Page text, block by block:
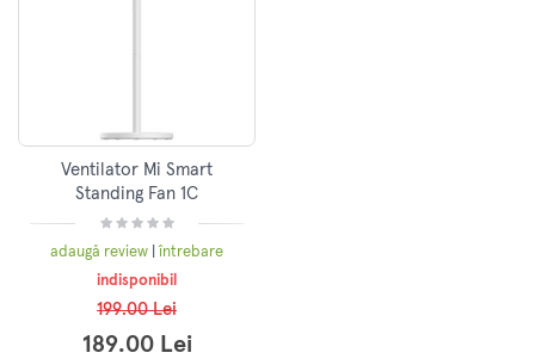
Ventilator Mi Smart
Standing Fan 1C
adaugă review |întrebare
indisponibil
199.00 Lei
189.00 Lei